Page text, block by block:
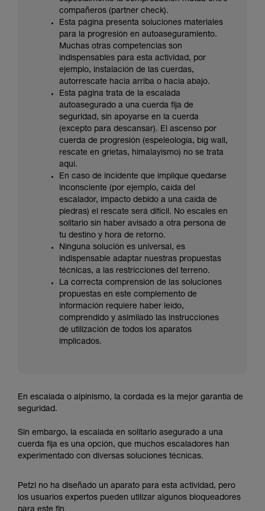
su actividad. Pueden existir otras que no
describimos aquí.
compañeros (partner check).
Esta página presenta soluciones materiales
para la progresión en autoaseguramiento.
Muchas otras competencias son
indispensables para esta actividad, por
ejemplo, instalación de las cuerdas,
autorrescate hacia arriba o hacia abajo.
Esta página trata de la escalada
autoasegurado a una cuerda fija de
seguridad, sin apoyarse en la cuerda
(excepto para descansar). El ascenso por
cuerda de progresión (espeleología, big wall,
rescate en grietas, himalayismo) no se trata
aquí.
En caso de incidente que implique quedarse
inconsciente (por ejemplo, caída del
escalador, impacto debido a una caída de
piedras) el rescate será difícil. No escales en
solitario sin haber avisado a otra persona de
tu destino y hora de retorno.
Ninguna solución es universal, es
indispensable adaptar nuestras propuestas
técnicas, a las restricciones del terreno.
La correcta comprensión de las soluciones
propuestas en este complemento de
información requiere haber leído,
comprendido y asimilado las instrucciones
de utilización de todos los aparatos
implicados.
En escalada o alpinismo, la cordada es la mejor garantía de
seguridad.
Sin embargo, la escalada en solitario asegurado a una
cuerda fija es una opción, que muchos escaladores han
experimentado con diversas soluciones técnicas.
Petzl no ha diseñado un aparato para esta actividad, pero
los usuarios expertos pueden utilizar algunos bloqueadores